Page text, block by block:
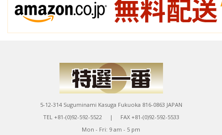
5-12-314 Suguminami Kasuga Fukuoka 816-0863 JAPAN
TEL +81-(0)92-592-5522 | FAX +81-(0)92-592-5533
Mon - Fri: 9 am - 5 pm